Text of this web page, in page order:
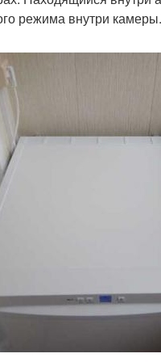
режима внутри камеры.